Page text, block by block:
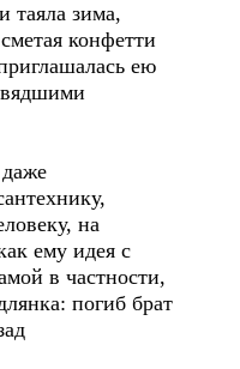
таяла зима,
конфетти
ею
на
ему идея с
в частности,
погиб брат